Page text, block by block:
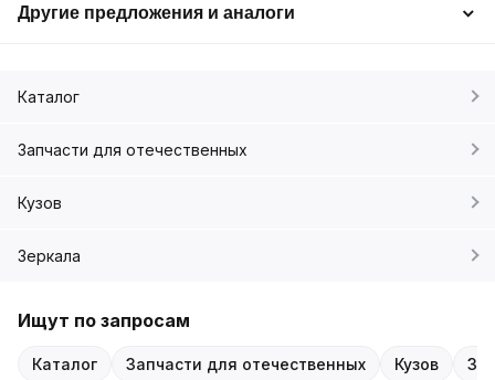
Другие предложения и аналоги
Каталог
Запчасти для отечественных
Кузов
Зеркала
Ищут по запросам
Каталог Запчасти для отечественных Кузов